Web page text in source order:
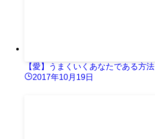
【愛】うまくいくあなたである方法
2017年10月19日